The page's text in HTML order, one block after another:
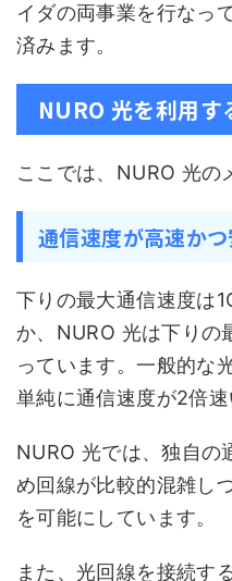
イダの両事業を行なっ
済みます。
NURO 光を利用す
ここでは、NURO 光の
通信速度が高速か
下りの最大通信速度は
か、NURO 光は下りの
っています。一般的な
単純に通信速度が2倍速
NURO 光では、独自の
め回線が比較的混雑し
を可能にしています。
また、光回線を接続す